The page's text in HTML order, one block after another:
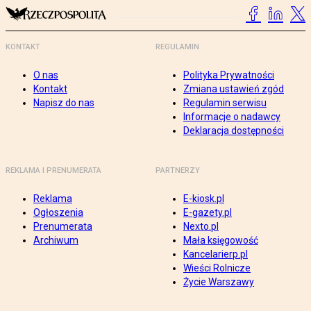
KONTAKT
O nas
Kontakt
Napisz do nas
REGULAMIN
Polityka Prywatności
Zmiana ustawień zgód
Regulamin serwisu
Informacje o nadawcy
Deklaracja dostępności
REKLAMA I PRENUMERATA
Reklama
Ogłoszenia
Prenumerata
Archiwum
PARTNERZY
E-kiosk.pl
E-gazety.pl
Nexto.pl
Mała księgowość
Kancelarierp.pl
Wieści Rolnicze
Życie Warszawy